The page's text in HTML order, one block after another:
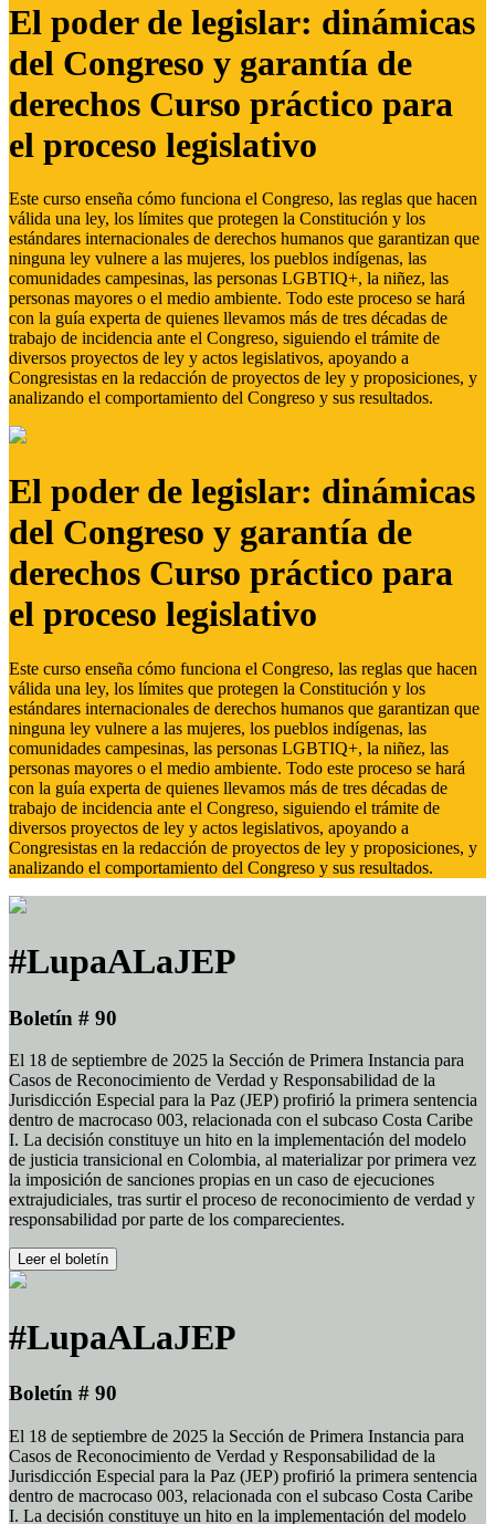
El poder de legislar: dinámicas
del Congreso y garantía de
derechos Curso práctico para
el proceso legislativo
Este curso enseña cómo funciona el Congreso, las reglas que hacen
válida una ley, los límites que protegen la Constitución y los
estándares internacionales de derechos humanos que garantizan que
ninguna ley vulnere a las mujeres, los pueblos indígenas, las
comunidades campesinas, las personas LGBTIQ+, la niñez, las
personas mayores o el medio ambiente. Todo este proceso se hará
con la guía experta de quienes llevamos más de tres décadas de
trabajo de incidencia ante el Congreso, siguiendo el trámite de
diversos proyectos de ley y actos legislativos, apoyando a
Congresistas en la redacción de proyectos de ley y proposiciones, y
analizando el comportamiento del Congreso y sus resultados.
El poder de legislar: dinámicas
del Congreso y garantía de
derechos Curso práctico para
el proceso legislativo
Este curso enseña cómo funciona el Congreso, las reglas que hacen
válida una ley, los límites que protegen la Constitución y los
estándares internacionales de derechos humanos que garantizan que
ninguna ley vulnere a las mujeres, los pueblos indígenas, las
comunidades campesinas, las personas LGBTIQ+, la niñez, las
personas mayores o el medio ambiente. Todo este proceso se hará
con la guía experta de quienes llevamos más de tres décadas de
trabajo de incidencia ante el Congreso, siguiendo el trámite de
diversos proyectos de ley y actos legislativos, apoyando a
Congresistas en la redacción de proyectos de ley y proposiciones, y
analizando el comportamiento del Congreso y sus resultados.
#LupaALaJEP
Boletín # 90
El 18 de septiembre de 2025 la Sección de Primera Instancia para
Casos de Reconocimiento de Verdad y Responsabilidad de la
Jurisdicción Especial para la Paz (JEP) profirió la primera sentencia
dentro de macrocaso 003, relacionada con el subcaso Costa Caribe
I. La decisión constituye un hito en la implementación del modelo
de justicia transicional en Colombia, al materializar por primera vez
la imposición de sanciones propias en un caso de ejecuciones
extrajudiciales, tras surtir el proceso de reconocimiento de verdad y
responsabilidad por parte de los comparecientes.
Leer el boletín
#LupaALaJEP
Boletín # 90
El 18 de septiembre de 2025 la Sección de Primera Instancia para
Casos de Reconocimiento de Verdad y Responsabilidad de la
Jurisdicción Especial para la Paz (JEP) profirió la primera sentencia
dentro de macrocaso 003, relacionada con el subcaso Costa Caribe
I. La decisión constituye un hito en la implementación del modelo